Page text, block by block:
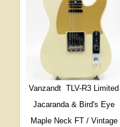
Vanzandt TLV-R3 Limited
Jacaranda & Bird's Eye
Maple Neck FT / Vintage